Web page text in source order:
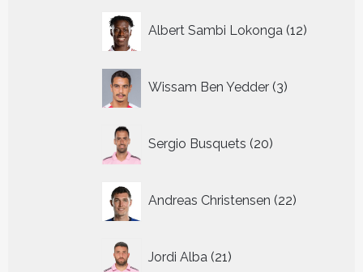
Albert Sambi Lokonga 12
Wissam Ben Yedder 3
producten
Sergio Busquets 20
producten
Andreas Christensen 22
producten
Jordi Alba 21
producten